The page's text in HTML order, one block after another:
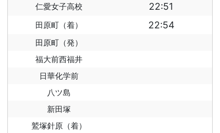
仁愛女子高校 22:51
田原町（着） 22:54
田原町（発）
福大前西福井
日華化学前
八ツ島
新田塚
鷲塚針原（着）